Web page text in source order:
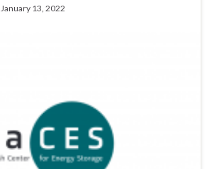
January 13, 2022